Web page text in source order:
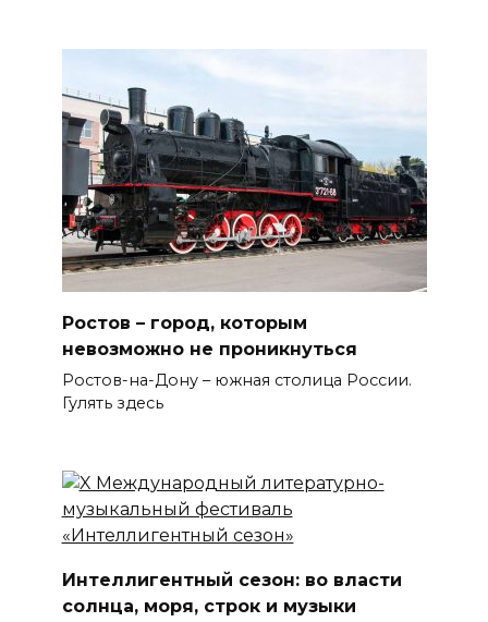
Ростов – город, которым
невозможно не проникнуться
Ростов-на-Дону – южная столица России.
Гулять здесь
Интеллигентный сезон: во власти
солнца, моря, строк и музыки